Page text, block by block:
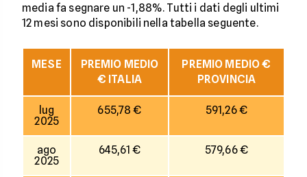
media fa segnare un -1,88%. Tutti i dati degli ultimi
12 mesi sono disponibili nella tabella seguente.
MESE
PREMIO MEDIO
€ ITALIA
PREMIO MEDIO €
PROVINCIA
lug
2025
655,78 € 591,26 €
ago
2025
645,61 € 579,66 €